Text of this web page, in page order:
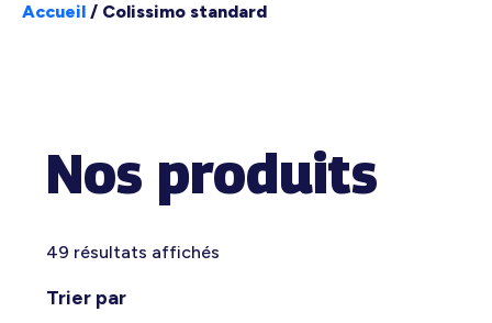
Accueil / Colissimo standard
Nos produits
49 résultats affichés
Trier par